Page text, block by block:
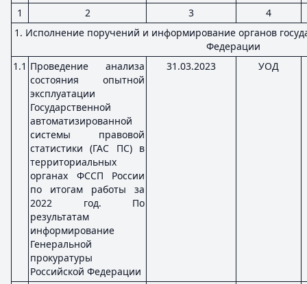
1 2 3
4
1. Исполнение поручений и информирование органов
Федерации
1.1 Проведение анализа
состояния опытной
эксплуатации
Государственной
автоматизированной
системы правовой
статистики (ГАС ПС) в
территориальных
органах ФССП России
по итогам работы за
2022 год. По
результатам
информирование
Генеральной
прокуратуры
Российской Федерации
31.03.2023 УОД